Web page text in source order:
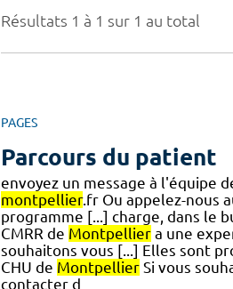
Résultats 1 à 1 sur 1 au total
PAGES
Parcours du patient
envoyez un message à l'équipe
montpellier.fr Ou appelez-nous
programme [...] charge, dans le
CMRR de Montpelliera une
souhaitons vous [...] Elles sont
CHU de MontpellierSi vous
contacter d